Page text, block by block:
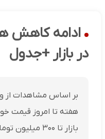
ادامه کاهش
در بازار +جدول
بر اساس مشاهدات از
هفته تا امروز قیمت
بازار تا ۳۰۰